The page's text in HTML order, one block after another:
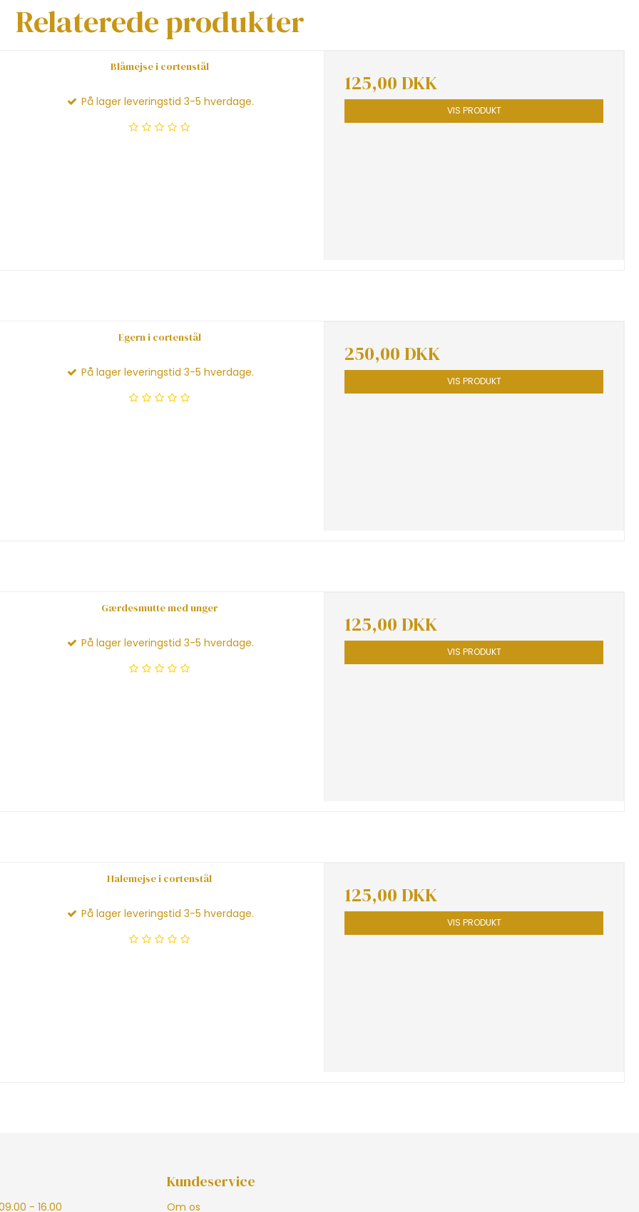
Relaterede produkter
Blåmejse i cortenstål
På lager leveringstid 3-5 hverdage.
125,00 DKK
VIS PRODUKT
Egern i cortenstål
På lager leveringstid 3-5 hverdage.
250,00 DKK
VIS PRODUKT
Gærdesmutte med unger
På lager leveringstid 3-5 hverdage.
125,00 DKK
VIS PRODUKT
Halemejse i cortenstål
På lager leveringstid 3-5 hverdage.
125,00 DKK
VIS PRODUKT
- 16.00
Kundeservice
Om os